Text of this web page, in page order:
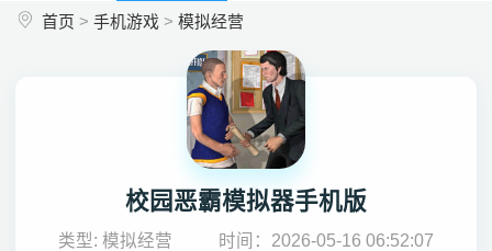
首页 > 手机游戏> 模拟经营
校园恶霸模拟器手机版
类型: 模拟经营 时间：2026-05-16 06:52:07